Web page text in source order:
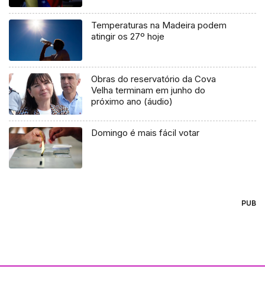
Temperaturas na Madeira podem
atingir os 27º hoje
Obras do reservatório da Cova
Velha terminam em junho do
próximo ano (áudio)
Domingo é mais fácil votar
PUB